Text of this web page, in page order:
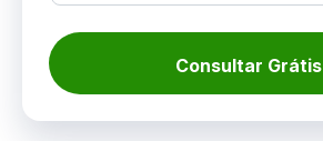
Consultar Grátis